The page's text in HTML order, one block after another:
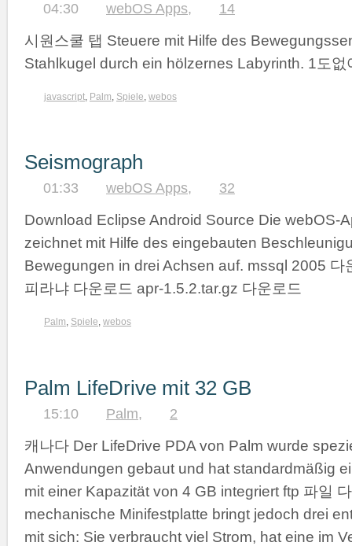
04:30 webOS Apps, 14
시원스쿨 탭 Steuere mit Hilfe des
Stahlkugel durch ein hölzernes Labyrinth. 1도없
javascript Palm Spiele webos
Seismograph
01:33 webOS Apps, 32
Download Eclipse Android Source Die webOS-
zeichnet mit Hilfe des eingebauten
Bewegungen in drei Achsen auf. mssql 2005 다
피라냐 다운로드 apr-1.5.2.tar.gz 다운로드
Palm, Spiele, webos
Palm LifeDrive mit 32 GB
15:10 Palm, 2
캐나다 Der LifeDrive PDA von Palm wurde
Anwendungen gebaut und hat standardmäßig
mit einer Kapazität von 4 GB integriert ftp 파일
mechanische Minifestplatte bringt jedoch drei
mit sich: Sie verbraucht viel Strom, hat eine im